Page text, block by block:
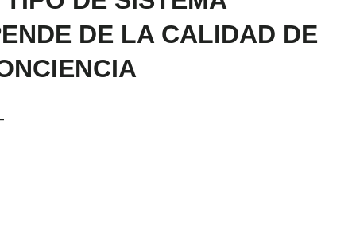
DE LA CALIDAD DE